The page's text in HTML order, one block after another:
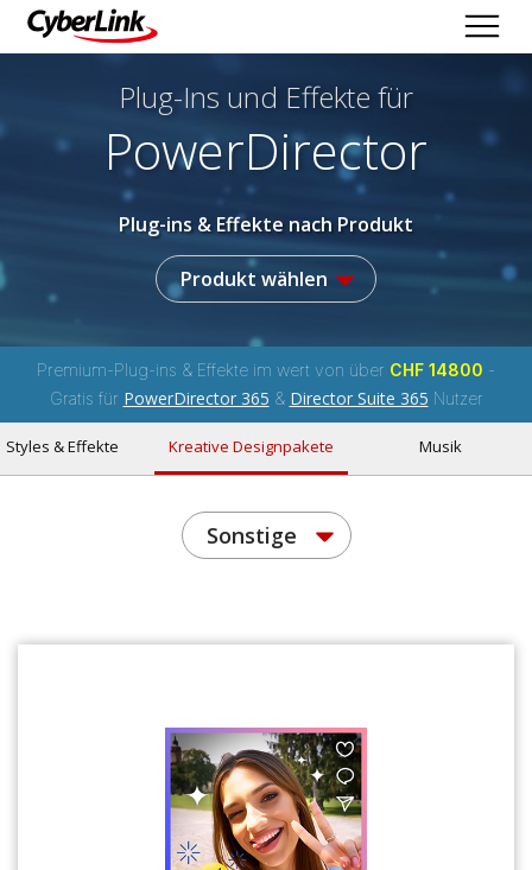
Plug-Ins und Effekte für
PowerDirector
Plug-ins & Effekte nach Produkt
Produkt wählen
Premium-Plug-ins & Effekte im wert von über CHF 14800 -
Gratis für PowerDirector 365 & Director Suite 365 Nutzer
Styles & Effekte Kreative Designpakete Musik
Sonstige